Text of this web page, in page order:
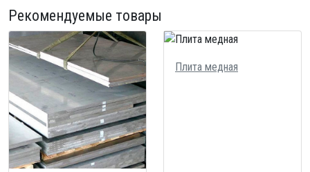
Рекомендуемые товары
Плита медная